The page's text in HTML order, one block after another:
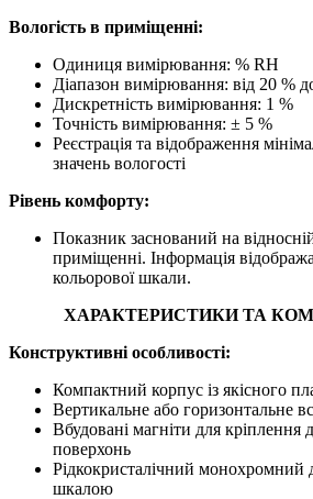
Вологість в приміщенні:
Одиниця вимірювання: % RH
Діапазон вимірювання: від 20 %
Дискретність вимірювання: 1 %
Точність вимірювання: ± 5 %
Реєстрація та відображення
значень вологості
Рівень комфорту:
Показник заснований на
приміщенні. Інформація
кольорової шкали.
ХАРАКТЕРИСТИКИ ТА
Конструктивні особливості:
Компактний корпус із якісного
Вертикальне або горизонтальне
Вбудовані магніти для кріплення
поверхонь
Рідкокристалічний монохромний
шкалою